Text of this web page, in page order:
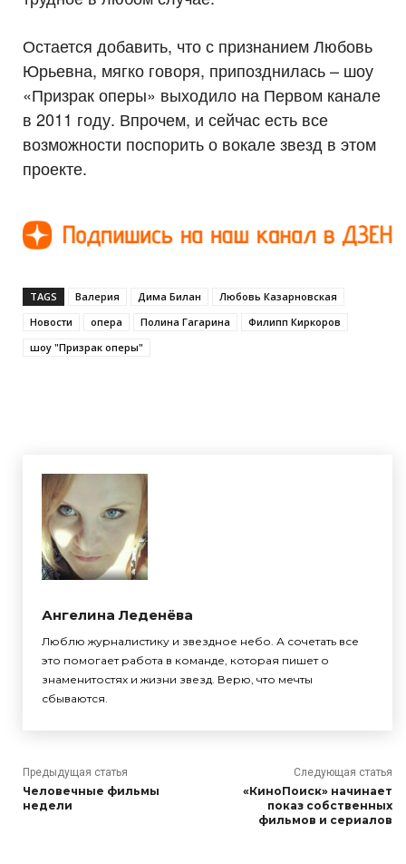
Остается добавить, что с признанием Любовь
Юрьевна, мягко говоря, припозднилась – шоу
«Призрак оперы» выходило на Первом канале
в 2011 году. Впрочем, и сейчас есть все
возможности поспорить о вокале звезд в этом
проекте.
TAGS Валерия Дима Билан
Любовь Казарновская
Новости
опера Полина Гагарина
Филипп Киркоров
шоу "Призрак оперы"
Ангелина Леденёва
Люблю журналистику и звездное небо. А сочетать все
это помогает работа в команде, которая пишет о
знаменитостях и жизни звезд. Верю, что мечты
сбываются.
Предыдущая статья
Человечные фильмы
недели
Следующая статья
«КиноПоиск» начинает
показ собственных
фильмов и сериалов